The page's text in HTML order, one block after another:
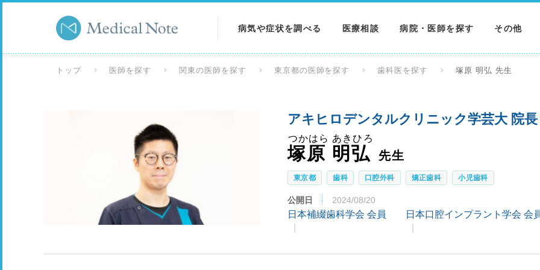
病気や症状を調べる
検査を調べる
医療相談 病院・医師を探す その他
トップ 医師を探す 関東の医師を探す 東京都の医師を探す 歯科医を探す 塚原 明弘 先生
アキヒロデンタルクリニック学芸大 院長
塚原 明弘
つかはら あきひろ
先生
東京都 歯科 口腔外科 矯正歯科 小児歯科
公開日 2024/08/20
日本補綴歯科学会 会員 日本口腔インプラント学会 会